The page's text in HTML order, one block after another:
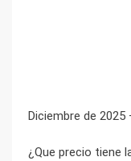
Diciembre de 2025
¿Que precio tiene